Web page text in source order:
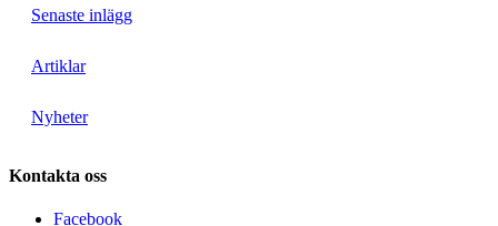
Senaste inlägg
Artiklar
Nyheter
Kontakta oss
Facebook